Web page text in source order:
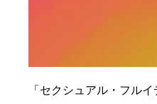
「セクシュアル・フル